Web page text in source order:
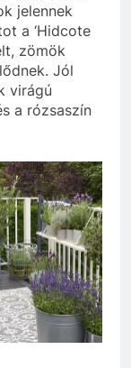
jelennek
a ‘Hidcote
zömök
Jól
virágú
a rózsaszín